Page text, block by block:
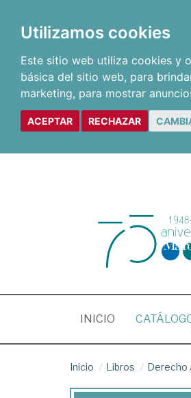
Utilizamos cookies
Este sitio web utiliza cookies y
básica del sitio web, para
marketing, para mostrar
ACEPTAR RECHAZAR
INICIO (CURRENT)
Inicio Libros Derecho